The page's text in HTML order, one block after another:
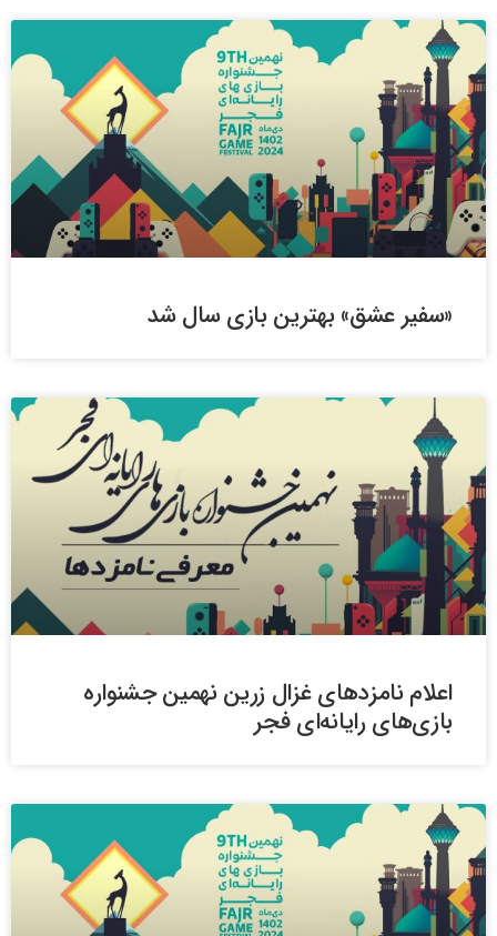
«سفیر عشق» بهترین بازی سال شد
اعلام نامزدهای غزال زرین نهمین جشنواره
بازی‌های رایانه‌ای فجر